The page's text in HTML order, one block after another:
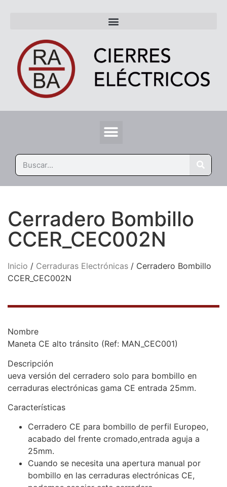
Cerradero Bombillo
CCER_CEC002N
Inicio / Cerraduras Electrónicas / Cerradero Bombillo
CCER_CEC002N
Nombre
Maneta CE alto tránsito (Ref: MAN_CEC001)
Descripción
ueva versión del cerradero solo para bombillo en
cerraduras electrónicas gama CE entrada 25mm.
Características
Cerradero CE para bombillo de perfil Europeo,
acabado del frente cromado,entrada aguja a
25mm.
Cuando se necesita una apertura manual por
bombillo en las cerraduras electrónicas CE,